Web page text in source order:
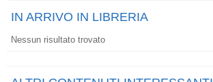
IN ARRIVO IN LIBRERIA
Nessun risultato trovato